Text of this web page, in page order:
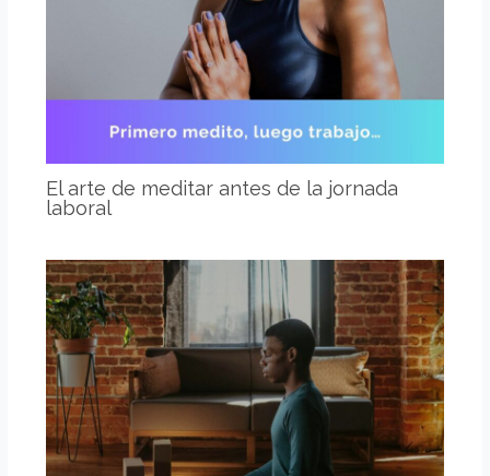
El arte de meditar antes de la jornada
laboral